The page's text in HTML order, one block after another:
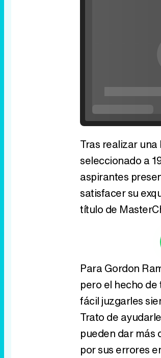
Tras realizar
seleccionado a
aspirantes
satisfacer su
título de
Para Gordon
pero el hecho
fácil juzgarles
Trato de
pueden dar más
por sus errores